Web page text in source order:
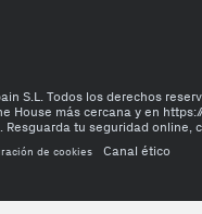
S.L. Todos los derechos
House más cercana y en
tu seguridad online,
de cookies Canal ético